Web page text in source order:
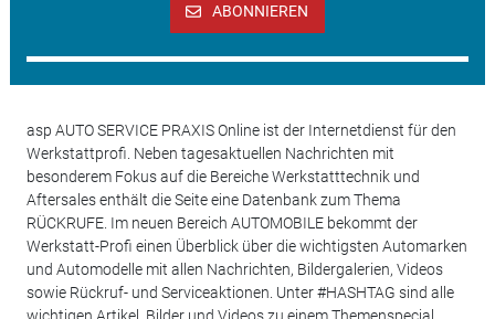
ABONNIEREN
asp AUTO SERVICE PRAXIS Online ist der Internetdienst für den
Werkstattprofi. Neben tagesaktuellen Nachrichten mit
besonderem Fokus auf die Bereiche Werkstatttechnik und
Aftersales enthält die Seite eine Datenbank zum Thema
RÜCKRUFE. Im neuen Bereich AUTOMOBILE bekommt der
Werkstatt-Profi einen Überblick über die wichtigsten Automarken
und Automodelle mit allen Nachrichten, Bildergalerien, Videos
sowie Rückruf- und Serviceaktionen. Unter #HASHTAG sind alle